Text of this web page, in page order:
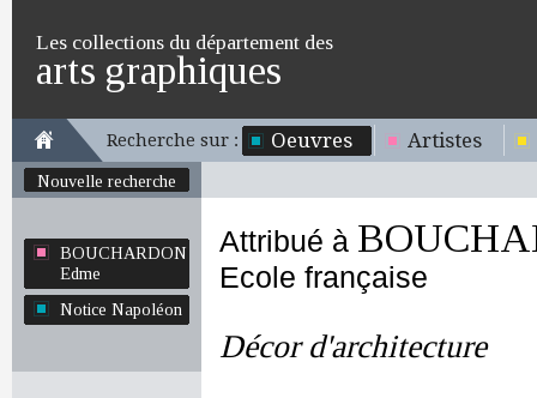
Les collections du département des
arts graphiques
Recherche sur : Oeuvres Artistes
Nouvelle recherche
BOUCHARDON
Edme
Notice Napoléon
Attribué à
Ecole française
Décor d'architecture